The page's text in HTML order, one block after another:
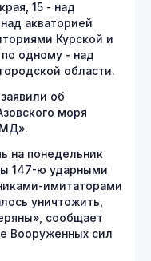
15 - над
акваторией
Курской и
одному - над
области.
об
моря
на понедельник
147-ю ударными
имитаторами
уничтожить,
сообщает
Вооруженных сил